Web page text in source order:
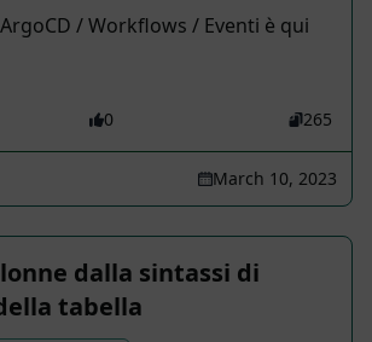
/ Workflows / Eventi è qui
0 265
March 10, 2023
dalla sintassi di
tabella